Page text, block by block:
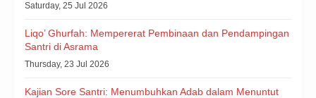
Saturday, 25 Jul 2026
Liqo’ Ghurfah: Mempererat Pembinaan dan Pendampingan
Santri di Asrama
Thursday, 23 Jul 2026
Kajian Sore Santri: Menumbuhkan Adab dalam Menuntut